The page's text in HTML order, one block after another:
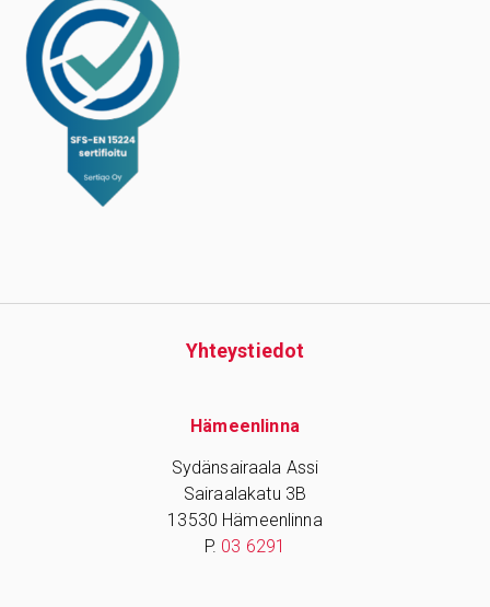
Yhteys­tiedot
Hämeenlinna
Sydänsairaala Assi
Sairaalakatu 3B
13530 Hämeenlinna
P. 03 6291